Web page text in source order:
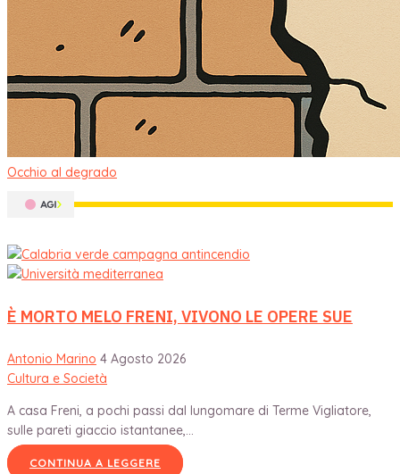
Occhio al degrado
È MORTO MELO FRENI, VIVONO LE OPERE SUE
Antonio Marino 4 Agosto 2026
Cultura e Società
A casa Freni, a pochi passi dal lungomare di Terme Vigliatore,
sulle pareti giaccio istantanee,...
CONTINUA A LEGGERE